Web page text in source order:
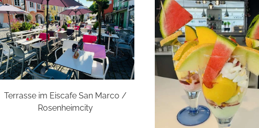
Terrasse im Eiscafe San Marco /
Rosenheimcity